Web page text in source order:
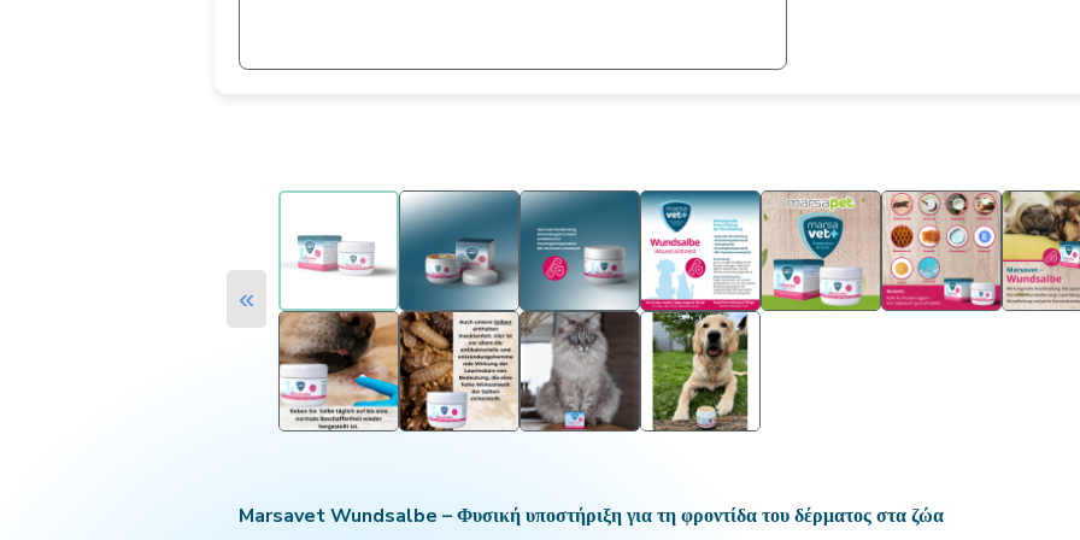
«
Marsavet Wundsalbe – Φυσική υποστήριξη για τη φροντίδα του δέρματος στα ζώα